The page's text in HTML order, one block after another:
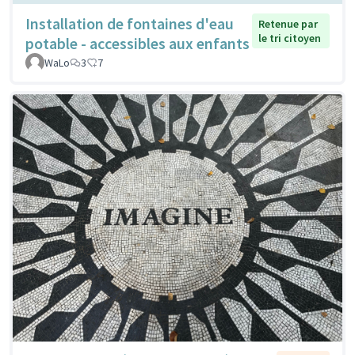
Installation de fontaines d'eau
potable - accessibles aux enfants
Retenue par
le tri citoyen
WaLo
3 7